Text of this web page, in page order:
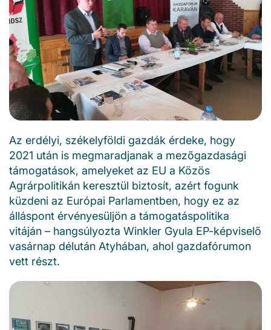
Az erdélyi, székelyföldi gazdák érdeke, hogy
2021 után is megmaradjanak a mezőgazdasági
támogatások, amelyeket az EU a Közös
Agrárpolitikán keresztül biztosít, azért fogunk
küzdeni az Európai Parlamentben, hogy ez az
álláspont érvényesüljön a támogatáspolitika
vitáján – hangsúlyozta Winkler Gyula EP-képviselő
vasárnap délután Atyhában, ahol gazdafórumon
vett részt.